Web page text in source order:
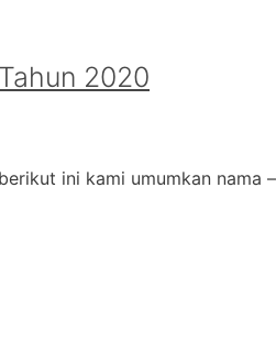
2020
ini kami umumkan nama